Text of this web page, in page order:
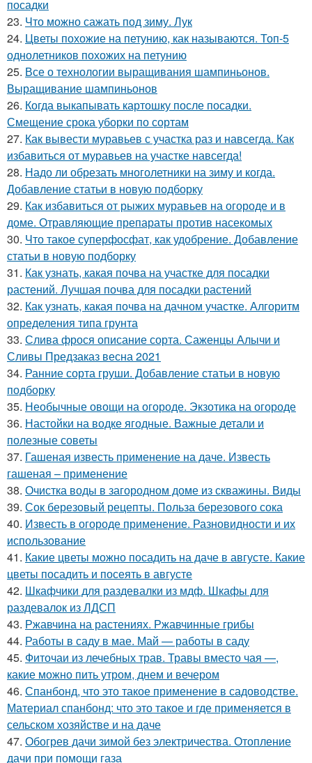
посадки
23. Что можно сажать под зиму. Лук
24. Цветы похожие на петунию, как называются. Топ-5
однолетников похожих на петунию
25. Все о технологии выращивания шампиньонов.
Выращивание шампиньонов
26. Когда выкапывать картошку после посадки.
Смещение срока уборки по сортам
27. Как вывести муравьев с участка раз и навсегда. Как
избавиться от муравьев на участке навсегда!
28. Надо ли обрезать многолетники на зиму и когда.
Добавление статьи в новую подборку
29. Как избавиться от рыжих муравьев на огороде и в
доме. Отравляющие препараты против насекомых
30. Что такое суперфосфат, как удобрение. Добавление
статьи в новую подборку
31. Как узнать, какая почва на участке для посадки
растений. Лучшая почва для посадки растений
32. Как узнать, какая почва на дачном участке. Алгоритм
определения типа грунта
33. Слива фрося описание сорта. Саженцы Алычи и
Сливы Предзаказ весна 2021
34. Ранние сорта груши. Добавление статьи в новую
подборку
35. Необычные овощи на огороде. Экзотика на огороде
36. Настойки на водке ягодные. Важные детали и
полезные советы
37. Гашеная известь применение на даче. Известь
гашеная – применение
38. Очистка воды в загородном доме из скважины. Виды
39. Сок березовый рецепты. Польза березового сока
40. Известь в огороде применение. Разновидности и их
использование
41. Какие цветы можно посадить на даче в августе. Какие
цветы посадить и посеять в августе
42. Шкафчики для раздевалки из мдф. Шкафы для
раздевалок из ЛДСП
43. Ржавчина на растениях. Ржавчинные грибы
44. Работы в саду в мае. Май — работы в саду
45. Фиточаи из лечебных трав. Травы вместо чая —,
какие можно пить утром, днем и вечером
46. Спанбонд, что это такое применение в садоводстве.
Материал спанбонд: что это такое и где применяется в
сельском хозяйстве и на даче
47. Обогрев дачи зимой без электричества. Отопление
дачи при помощи газа